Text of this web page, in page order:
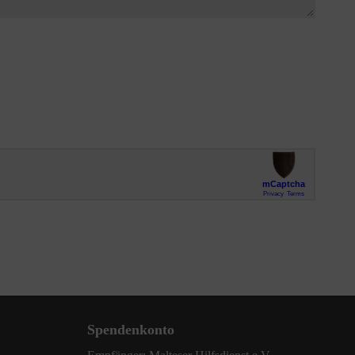
Spendenkonto